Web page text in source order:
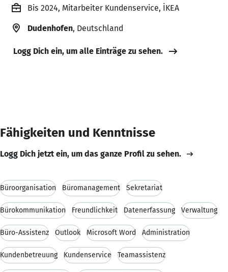
Bis 2024, Mitarbeiter Kundenservice, İKEA
Dudenhofen, Deutschland
Logg Dich ein, um alle Einträge zu sehen.
Fähigkeiten und Kenntnisse
Logg Dich jetzt ein, um das ganze Profil zu sehen.
Büroorganisation Büromanagement Sekretariat
Bürokommunikation Freundlichkeit Datenerfassung Verwaltung
Büro-Assistenz Outlook Microsoft Word Administration
Kundenbetreuung Kundenservice Teamassistenz